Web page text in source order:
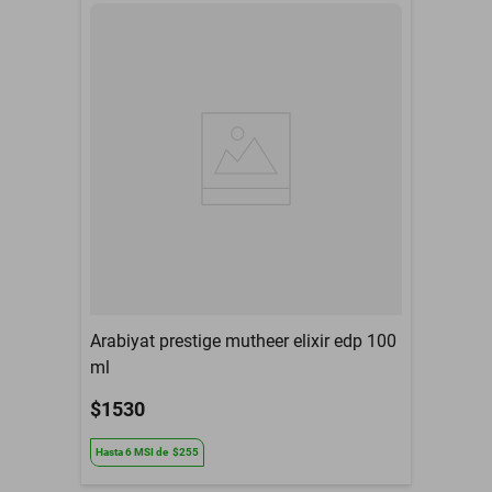
Arabiyat prestige mutheer elixir edp 100
ml
$1530
Hasta6MSIde $255